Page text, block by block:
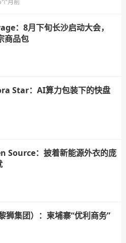
个月前
：8月下旬长沙启动大会，
商品包
Star：AI算力包装下的快盘
Source：披着新能源外衣的庞
狮集团）：柬埔寨“优利商务”